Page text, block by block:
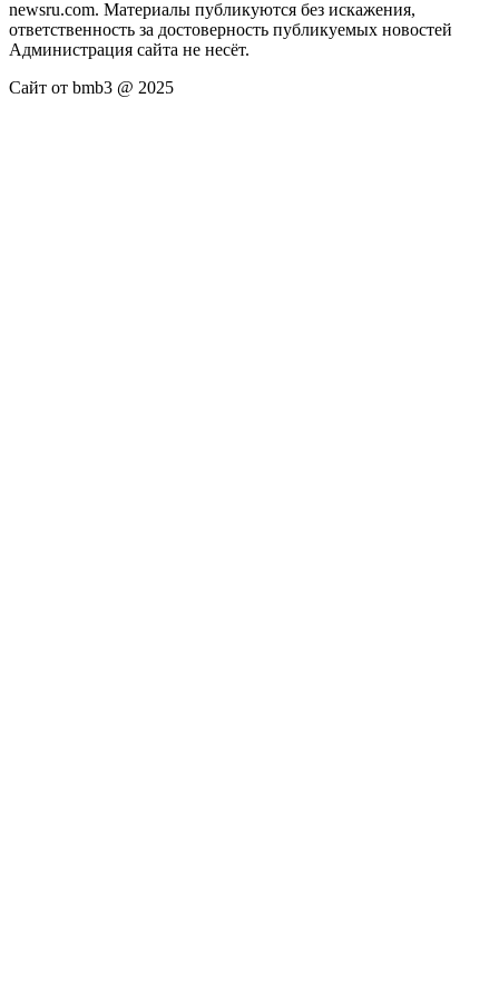
newsru.com. Материалы публикуются без искажения,
ответственность за достоверность публикуемых новостей
Администрация сайта не несёт.
Сайт от bmb3 @ 2025